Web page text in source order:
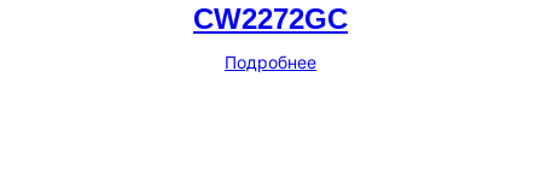
CW2272GC
Подробнее